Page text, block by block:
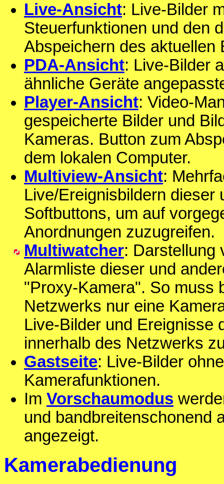
Live-Ansicht: Live-Bilder
Steuerfunktionen und den
Abspeichern des aktuellen
PDA-Ansicht: Live-Bilder
ähnliche Geräte
Player-Ansicht: Video-
gespeicherte Bilder und
Kameras. Button zum
dem lokalen Computer.
Multiview-Ansicht:
Live/Ereignisbildern dieser
Softbuttons, um auf
Anordnungen zuzugreifen.
Multiwatcher: Darstellung
Alarmliste dieser und
"Proxy-Kamera". So muss
Netzwerks nur eine
Live-Bilder und Ereignisse
innerhalb des Netzwerks
Gastseite: Live-Bilder
Kamerafunktionen.
Im Vorschaumodus
und bandbreitenschonend
angezeigt.
Kamerabedienung